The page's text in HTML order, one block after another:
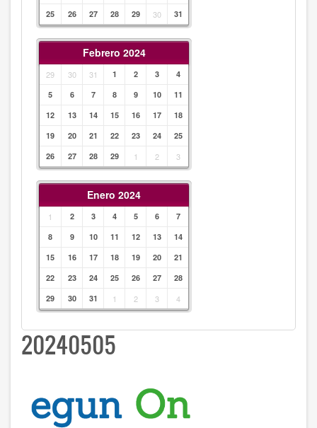
25
26 27 28 29 30 31
Febrero 2024
29 30 31 1 2 3
4
5
6 7 8 9 10
11
12
13 14 15 16 17
18
19
20 21 22 23 24
25
26
27 28 29 1 2 3
Enero 2024
1 2 3 4 5 6
7
8
9 10 11 12 13
14
15
16 17 18 19 20
21
22
23 24 25 26 27
28
29
30 31 1 2 3 4
20240505